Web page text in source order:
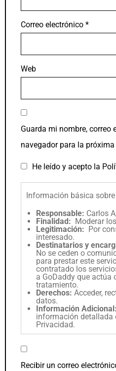
Correo electrónico *
Web
Guarda mi nombre, correo
navegador para la
He leído y acepto la
Información básica
Responsable: Carlos
Finalidad: Moderar
Legitimación: Por
interesado.
Destinatarios y
No se ceden o
para prestar este
contratado los
a GoDaddy que actúa
tratamiento.
Derechos: Acceder,
datos.
Información Adicional:
información detallada
Privacidad.
Recibir un correo